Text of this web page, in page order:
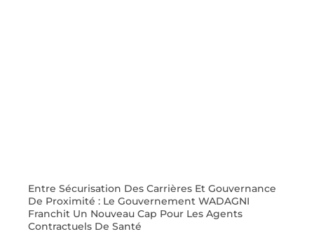
Entre Sécurisation Des Carrières Et Gouvernance
De Proximité : Le Gouvernement WADAGNI
Franchit Un Nouveau Cap Pour Les Agents
Contractuels De Santé